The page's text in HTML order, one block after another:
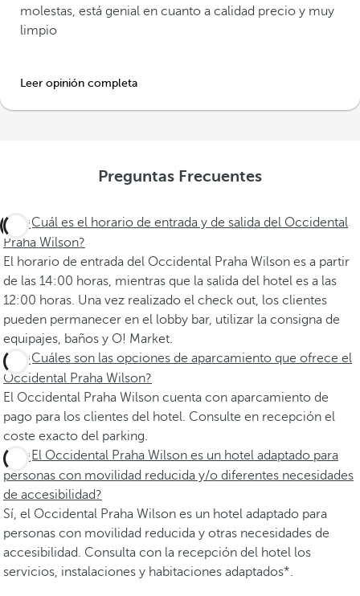
molestas, está genial en cuanto a calidad precio y muy
limpio
Leer opinión completa
Preguntas Frecuentes
¿Cuál es el horario de entrada y de salida del Occidental
Praha Wilson?
El horario de entrada del Occidental Praha Wilson es a partir
de las 14:00 horas, mientras que la salida del hotel es a las
12:00 horas. Una vez realizado el check out, los clientes
pueden permanecer en el lobby bar, utilizar la consigna de
equipajes, baños y O! Market.
¿Cuáles son las opciones de aparcamiento que ofrece el
Occidental Praha Wilson?
El Occidental Praha Wilson cuenta con aparcamiento de
pago para los clientes del hotel. Consulte en recepción el
coste exacto del parking.
¿El Occidental Praha Wilson es un hotel adaptado para
personas con movilidad reducida y/o diferentes necesidades
de accesibilidad?
Sí, el Occidental Praha Wilson es un hotel adaptado para
personas con movilidad reducida y otras necesidades de
accesibilidad. Consulta con la recepción del hotel los
servicios, instalaciones y habitaciones adaptados*.